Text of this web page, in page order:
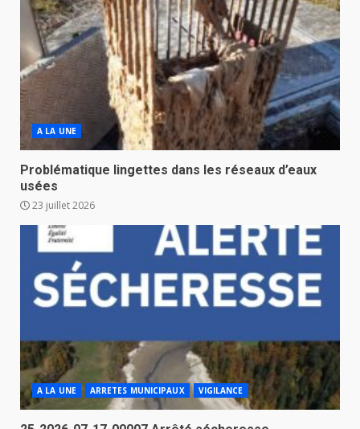
A LA UNE
Problématique lingettes dans les réseaux d’eaux
usées
23 juillet 2026
A LA UNE ARRETES MUNICIPAUX VIGILANCE